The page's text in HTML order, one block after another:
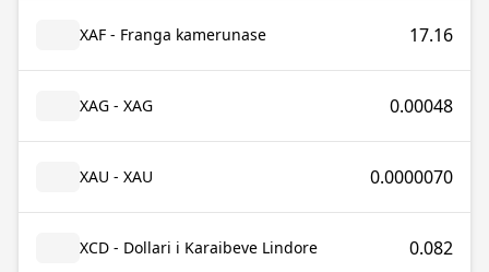
XAF - Franga kamerunase 17.16
XAG - XAG 0.00048
XAU - XAU 0.0000070
XCD - Dollari i Karaibeve Lindore 0.082